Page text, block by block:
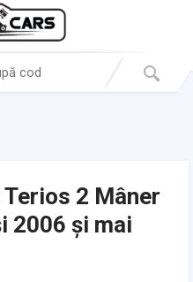
2 Mâner
2006 și mai